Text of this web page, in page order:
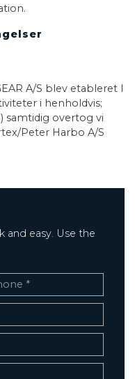
A/S blev etableret I
i henholdvis;
samtidig overtog vi
Peter Harbo A/S
and easy. Use the